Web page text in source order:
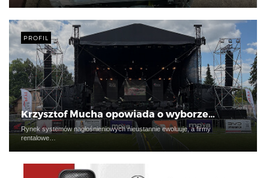
PROFIL
Krzysztof Mucha opowiada o wyborze…
Rynek systemów nagłośnieniowych nieustannie ewoluuje, a firmy
rentalowe…